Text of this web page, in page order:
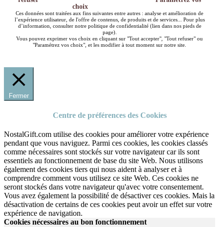
choix
Ces données sont traitées aux fins suivantes entre autres : analyse et amélioration de
l’expérience utilisateur, de l'offre de contenus, de produits et de services... Pour plus
d’information, consulter notre politique de confidentialité (lien dans nos pieds de
page).
Vous pouvez exprimer vos choix en cliquant sur "Tout accepter", "Tout refuser" ou
"Paramétrez vos choix", et les modifier à tout moment sur notre site.
Fermer
Centre de préférences des Cookies
NostalGift.com utilise des cookies pour améliorer votre expérience
pendant que vous naviguez. Parmi ces cookies, les cookies classés
comme nécessaires sont stockés sur votre navigateur car ils sont
essentiels au fonctionnement de base du site Web. Nous utilisons
également des cookies tiers qui nous aident à analyser et à
comprendre comment vous utilisez ce site Web. Ces cookies ne
seront stockés dans votre navigateur qu'avec votre consentement.
Vous avez également la possibilité de désactiver ces cookies. Mais la
désactivation de certains de ces cookies peut avoir un effet sur votre
expérience de navigation.
Cookies nécessaires au bon fonctionnement